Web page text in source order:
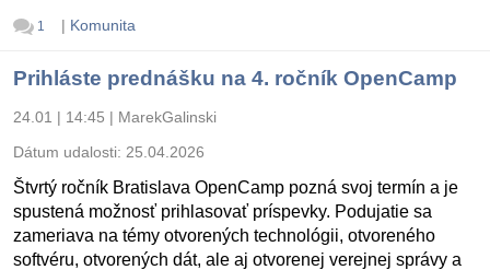
1 | Komunita
Prihláste prednášku na 4. ročník OpenCamp
24.01 | 14:45 | MarekGalinski
Dátum udalosti: 25.04.2026
Štvrtý ročník Bratislava OpenCamp pozná svoj termín a je
spustená možnosť prihlasovať príspevky. Podujatie sa
zameriava na témy otvorených technológii, otvoreného
softvéru, otvorených dát, ale aj otvorenej verejnej správy a